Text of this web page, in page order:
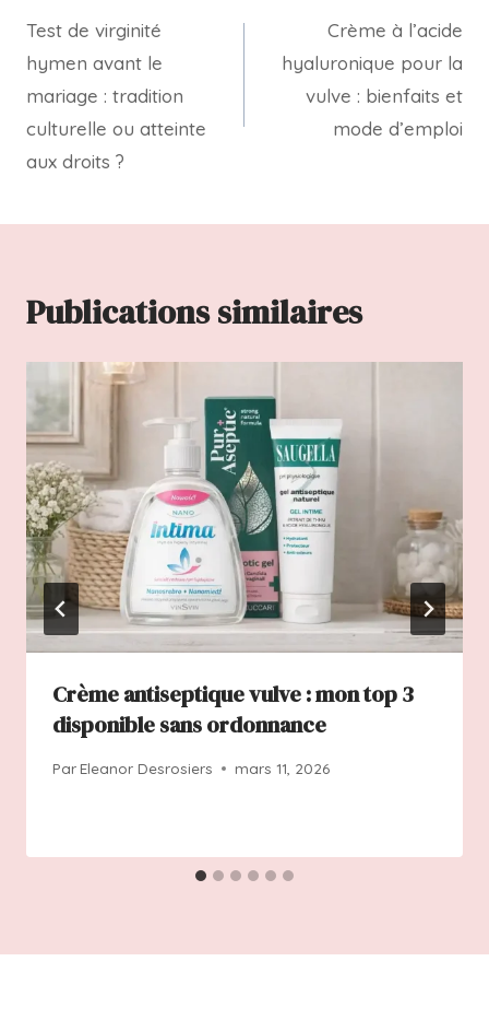
Test de virginité
hymen avant le
mariage : tradition
culturelle ou atteinte
aux droits ?
Crème à l’acide
hyaluronique pour la
vulve : bienfaits et
mode d’emploi
Publications similaires
Crème antiseptique vulve : mon top 3
disponible sans ordonnance
Par Eleanor Desrosiers mars 11, 2026